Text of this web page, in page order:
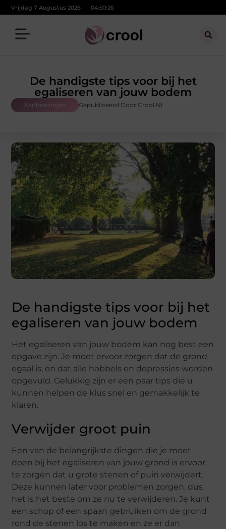
Vrijdag 7 Augustus 2026 04:50:27
De handigste tips voor bij het
egaliseren van jouw bodem
Aanbiedingen Gepubliceerd Door Crool.nl
De handigste tips voor bij het
egaliseren van jouw bodem
Het egaliseren van jouw bodem kan nog best een
opgave zijn. Je moet ervoor zorgen dat de grond
egaal is, en dat alle hobbels en depressies worden
opgevuld. Gelukkig zijn er een paar tips die u
kunnen helpen de klus snel en gemakkelijk te
klaren.
Verwijder groot puin
Een van de belangrijkste dingen die je moet
doen bij het egaliseren van jouw grond is ervoor
te zorgen dat u grote stenen of puin verwijdert.
Deze kunnen later voor problemen zorgen, dus
het is het beste om ze nu te verwijderen. Je kunt
een schop of een spaan gebruiken om de grond
rond de stenen los te maken en ze er dan